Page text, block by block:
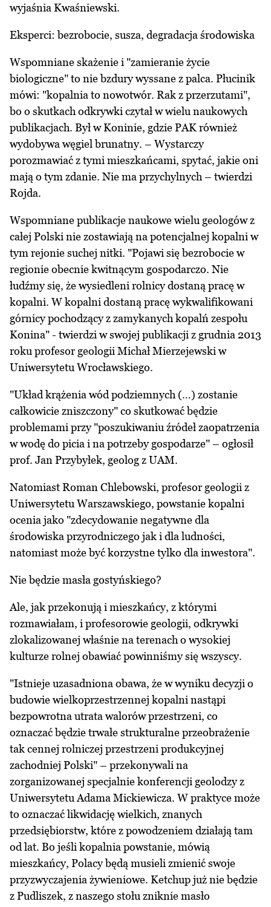
wyjaśnia Kwaśniewski.
Eksperci: bezrobocie, susza, degradacja środowiska
Wspomniane skażenie i "zamieranie życie
biologiczne" to nie bzdury wyssane z palca. Płucinik
mówi: "kopalnia to nowotwór. Rak z przerzutami",
bo o skutkach odkrywki czytał w wielu naukowych
publikacjach. Był w Koninie, gdzie PAK również
wydobywa węgiel brunatny. – Wystarczy
porozmawiać z tymi mieszkańcami, spytać, jakie oni
mają o tym zdanie. Nie ma przychylnych – twierdzi
Rojda.
Wspomniane publikacje naukowe wielu geologów z
całej Polski nie zostawiają na potencjalnej kopalni w
tym rejonie suchej nitki. "Pojawi się bezrobocie w
regionie obecnie kwitnącym gospodarczo. Nie
łudźmy się, że wysiedleni rolnicy dostaną pracę w
kopalni. W kopalni dostaną pracę wykwalifikowani
górnicy pochodzący z zamykanych kopalń zespołu
Konina" - twierdzi w swojej publikacji z grudnia 2013
roku profesor geologii Michał Mierzejewski w
Uniwersytetu Wrocławskiego.
"Układ krążenia wód podziemnych (…) zostanie
całkowicie zniszczony" co skutkować będzie
problemami przy "poszukiwaniu źródeł zaopatrzenia
w wodę do picia i na potrzeby gospodarze" – ogłosił
prof. Jan Przybyłek, geolog z UAM.
Natomiast Roman Chlebowski, profesor geologii z
Uniwersytetu Warszawskiego, powstanie kopalni
ocenia jako "zdecydowanie negatywne dla
środowiska przyrodniczego jak i dla ludności,
natomiast może być korzystne tylko dla inwestora".
Nie będzie masła gostyńskiego?
Ale, jak przekonują i mieszkańcy, z którymi
rozmawiałam, i profesorowie geologii, odkrywki
zlokalizowanej właśnie na terenach o wysokiej
kulturze rolnej obawiać powinniśmy się wszyscy.
"Istnieje uzasadniona obawa, że w wyniku decyzji o
budowie wielkoprzestrzennej kopalni nastąpi
bezpowrotna utrata walorów przestrzeni, co
oznaczać będzie trwałe strukturalne przeobrażenie
tak cennej rolniczej przestrzeni produkcyjnej
zachodniej Polski" – przekonywali na
zorganizowanej specjalnie konferencji geolodzy z
Uniwersytetu Adama Mickiewicza. W praktyce może
to oznaczać likwidację wielkich, znanych
przedsiębiorstw, które z powodzeniem działają tam
od lat. Bo jeśli kopalnia powstanie, mówią
mieszkańcy, Polacy będą musieli zmienić swoje
przyzwyczajenia żywieniowe. Ketchup już nie będzie
z Pudliszek, z naszego stołu zniknie masło